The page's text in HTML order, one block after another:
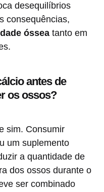
desequilíbrios
consequências,
óssea tanto em
antes de
os ossos?
sim. Consumir
um suplemento
a quantidade de
dos ossos durante o
ser combinado